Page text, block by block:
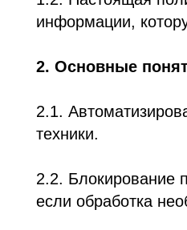
2. Основные
техники.
2.2. Блокирование
если обработка
2.3. Веб-сайт —
обеспечивающих их